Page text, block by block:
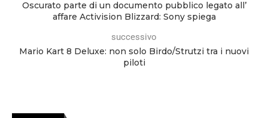
Oscurato parte di un documento pubblico legato all’
affare Activision Blizzard: Sony spiega
successivo
Mario Kart 8 Deluxe: non solo Birdo/Strutzi tra i nuovi
piloti